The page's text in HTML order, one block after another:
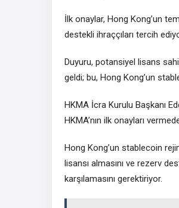
İlk onaylar, Hong Kong’un
destekli ihraççıları tercih
Duyuru, potansiyel lisans
geldi; bu, Hong Kong’un
HKMA İcra Kurulu Başkanı
HKMA’nın ilk onayları
Hong Kong’un stablecoin
lisansı almasını ve rezerv
karşılamasını gerektiriyor.